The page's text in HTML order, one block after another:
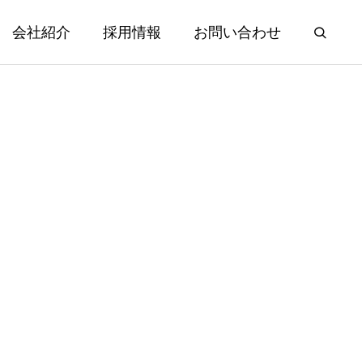
会社紹介 採用情報 お問い合わせ